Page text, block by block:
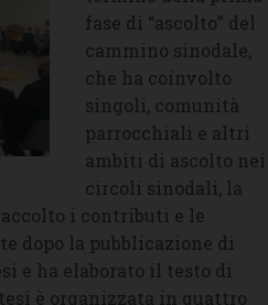
fase di “ascolto” del
cammino sinodale,
che ha coinvolto
singoli, comunità
parrocchiali e altri
ambiti di ascolto nei
circoli sinodali, la
i contributi e le
dopo la pubblicazione di
e ha elaborato il testo di
è organizzata in quattro